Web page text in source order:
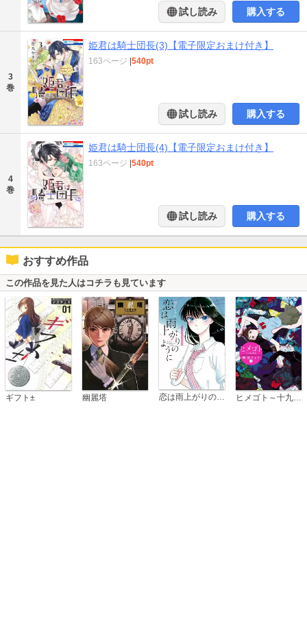
試し読み 購入する
3
巻
姫君は騎士団長(3)【電子限定おまけ付き】
163ページ |540pt
試し読み 購入する
4
巻
姫君は騎士団長(4)【電子限定おまけ付き】
163ページ |540pt
試し読み 購入する
おすすめ作品
この作品を見た人はコチラも見ています
ギフト± 幽麗塔 恋は雨上がりのように